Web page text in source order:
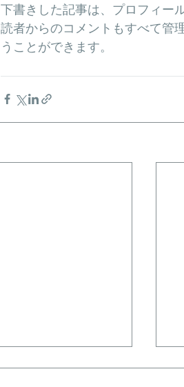
下書きした記事は、プロフィー
読者からのコメントもすべて管
うことができます。